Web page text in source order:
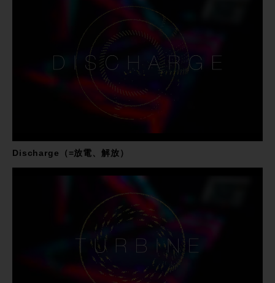
Discharge（=放電、解放）